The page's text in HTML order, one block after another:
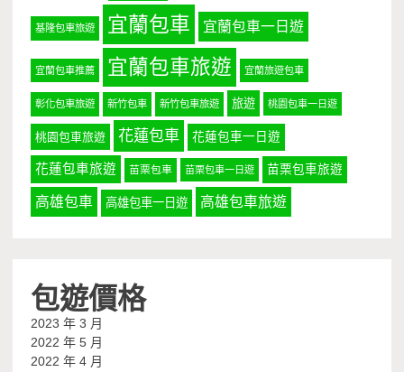
基隆包車旅遊 宜蘭包車 宜蘭包車一日遊
宜蘭包車推薦 宜蘭包車旅遊 宜蘭旅遊包車
彰化包車旅遊 新竹包車 新竹包車旅遊 旅遊 桃園包車一日遊
桃園包車旅遊 花蓮包車 花蓮包車一日遊
花蓮包車旅遊 苗栗包車 苗栗包車一日遊 苗栗包車旅遊
高雄包車 高雄包車一日遊 高雄包車旅遊
包遊價格
2023 年 3 月
2022 年 5 月
2022 年 4 月